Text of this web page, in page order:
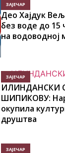
ЗАЈЕЧАР
Део Хајдук
без воде до 15
на водоводној
ЗАЈЕЧАР
ИЛИНДАНСКИ
ШИПИКОВУ:
окупила
друштва
ЗАЈЕЧАР